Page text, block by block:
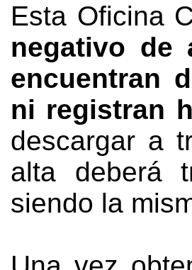
Esta Oficina
negativo de
encuentran
ni registran
descargar a
alta deberá
siendo la